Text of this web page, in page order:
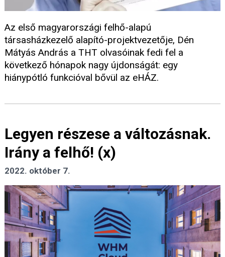
Az első magyarországi felhő-alapú
társasházkezelő alapító-projektvezetője, Dén
Mátyás András a THT olvasóinak fedi fel a
következő hónapok nagy újdonságát: egy
hiánypótló funkcióval bővül az eHÁZ.
Legyen részese a változásnak.
Irány a felhő! (x)
2022. október 7.